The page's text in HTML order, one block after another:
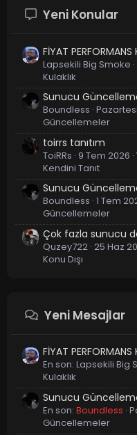
Yeni Konular
FİYAT PERFORMANS
Lapsekili Big Smoke
Kulaklık
Sunucu
Boundless
Güncellemeler
toirrs tanıtım
ToiRRs 9 Tem 2026
Kendini Tanıt
Sunucu
Boundless 1 Tem
Güncellemeler
Çok fazla sunucu
Quzey722 25 Haz
Konu Dışı
Yeni Mesajlar
FİYAT PERFORMANS
En son: Lapsekili Big
Kulaklık
Sunucu
En son: Boundless
Güncellemeler